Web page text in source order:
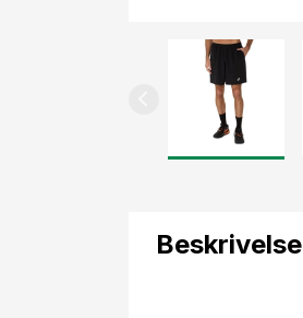
Beskrivelse